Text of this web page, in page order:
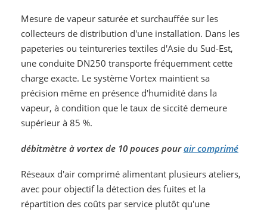
Mesure de vapeur saturée et surchauffée sur les
collecteurs de distribution d'une installation. Dans les
papeteries ou teintureries textiles d'Asie du Sud-Est,
une conduite DN250 transporte fréquemment cette
charge exacte. Le système Vortex maintient sa
précision même en présence d'humidité dans la
vapeur, à condition que le taux de siccité demeure
supérieur à 85 %.
débitmètre à vortex de 10 pouces pour air comprimé
Réseaux d'air comprimé alimentant plusieurs ateliers,
avec pour objectif la détection des fuites et la
répartition des coûts par service plutôt qu'une